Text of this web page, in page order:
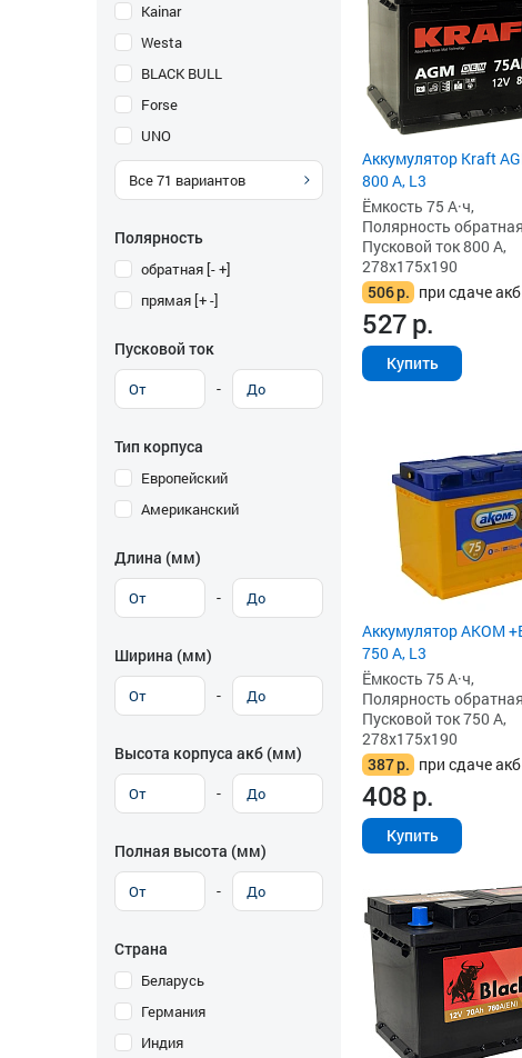
Kainar
Westa
BLACK BULL
Forse
UNO
Все71 вариантов
Полярность
обратная [- +]
прямая [+ -]
Пусковой ток
-
Тип корпуса
Европейский
Американский
Длина (мм)
-
Ширина (мм)
-
Высота корпуса акб (мм)
-
Полная высота (мм)
-
Страна
Беларусь
Германия
Индия
Аккумулятор Kraft
800 А, L3
Ёмкость 75 А·ч,
Полярность
Пусковой ток 800 А,
278x175x190
506р. при сдаче акб
527р.
Купить
Аккумулятор AKOM
750 А, L3
Ёмкость 75 А·ч,
Полярность
Пусковой ток 750 А,
278x175x190
387р. при сдаче акб
408р.
Купить